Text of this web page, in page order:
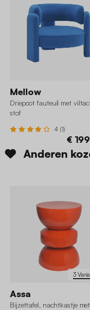
Mellow
Driepoot fauteuil met
stof
4 (1)
€
Anderen
3
Assa
Bijzettafel, nachtkastje